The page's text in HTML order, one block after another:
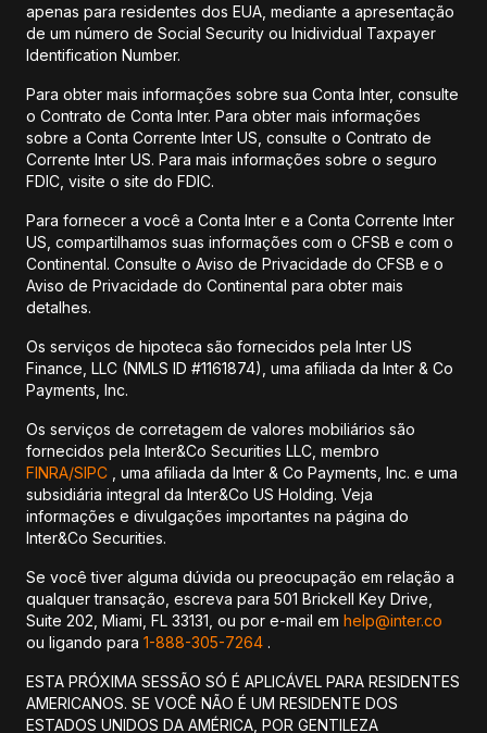
apenas para residentes dos EUA, mediante a apresentação
de um número de Social Security ou Inidividual Taxpayer
Identification Number.
Para obter mais informações sobre sua Conta Inter, consulte
o Contrato de Conta Inter. Para obter mais informações
sobre a Conta Corrente Inter US, consulte o Contrato de
Corrente Inter US. Para mais informações sobre o seguro
FDIC, visite o site do FDIC.
Para fornecer a você a Conta Inter e a Conta Corrente Inter
US, compartilhamos suas informações com o CFSB e com o
Continental. Consulte o Aviso de Privacidade do CFSB e o
Aviso de Privacidade do Continental para obter mais
detalhes.
Os serviços de hipoteca são fornecidos pela Inter US
Finance, LLC (NMLS ID #1161874), uma afiliada da Inter & Co
Payments, Inc.
Os serviços de corretagem de valores mobiliários são
fornecidos pela Inter&Co Securities LLC, membro
FINRA/SIPC , uma afiliada da Inter & Co Payments, Inc. e uma
subsidiária integral da Inter&Co US Holding. Veja
informações e divulgações importantes na página do
Inter&Co Securities.
Se você tiver alguma dúvida ou preocupação em relação a
qualquer transação, escreva para 501 Brickell Key Drive,
Suite 202, Miami, FL 33131, ou por e-mail em help@inter.co
ou ligando para 1-888-305-7264 .
ESTA PRÓXIMA SESSÃO SÓ É APLICÁVEL PARA RESIDENTES
AMERICANOS. SE VOCÊ NÃO É UM RESIDENTE DOS
ESTADOS UNIDOS DA AMÉRICA, POR GENTILEZA